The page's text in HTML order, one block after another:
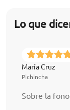
Lo que
María Cruz
Pichincha
Sobre la